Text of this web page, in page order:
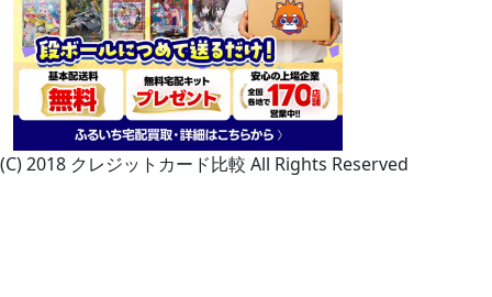
(C) 2018 クレジットカード比較 All Rights Reserved